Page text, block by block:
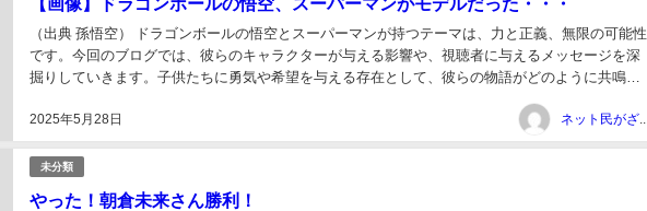
2025年5月28日
（出典 孫悟空） ドラゴンボールの悟空とスーパーマンが持つテーマは、力と正義、無限の可能性
です。今回のブログでは、彼らのキャラクターが与える影響や、視聴者に与えるメッセージを深
掘りしていきます。子供たちに勇気や希望を与える存在として、彼らの物語がどのように共鳴し
ネット民がざわついた芸能人
未分類
やった！朝倉未来さん勝利！